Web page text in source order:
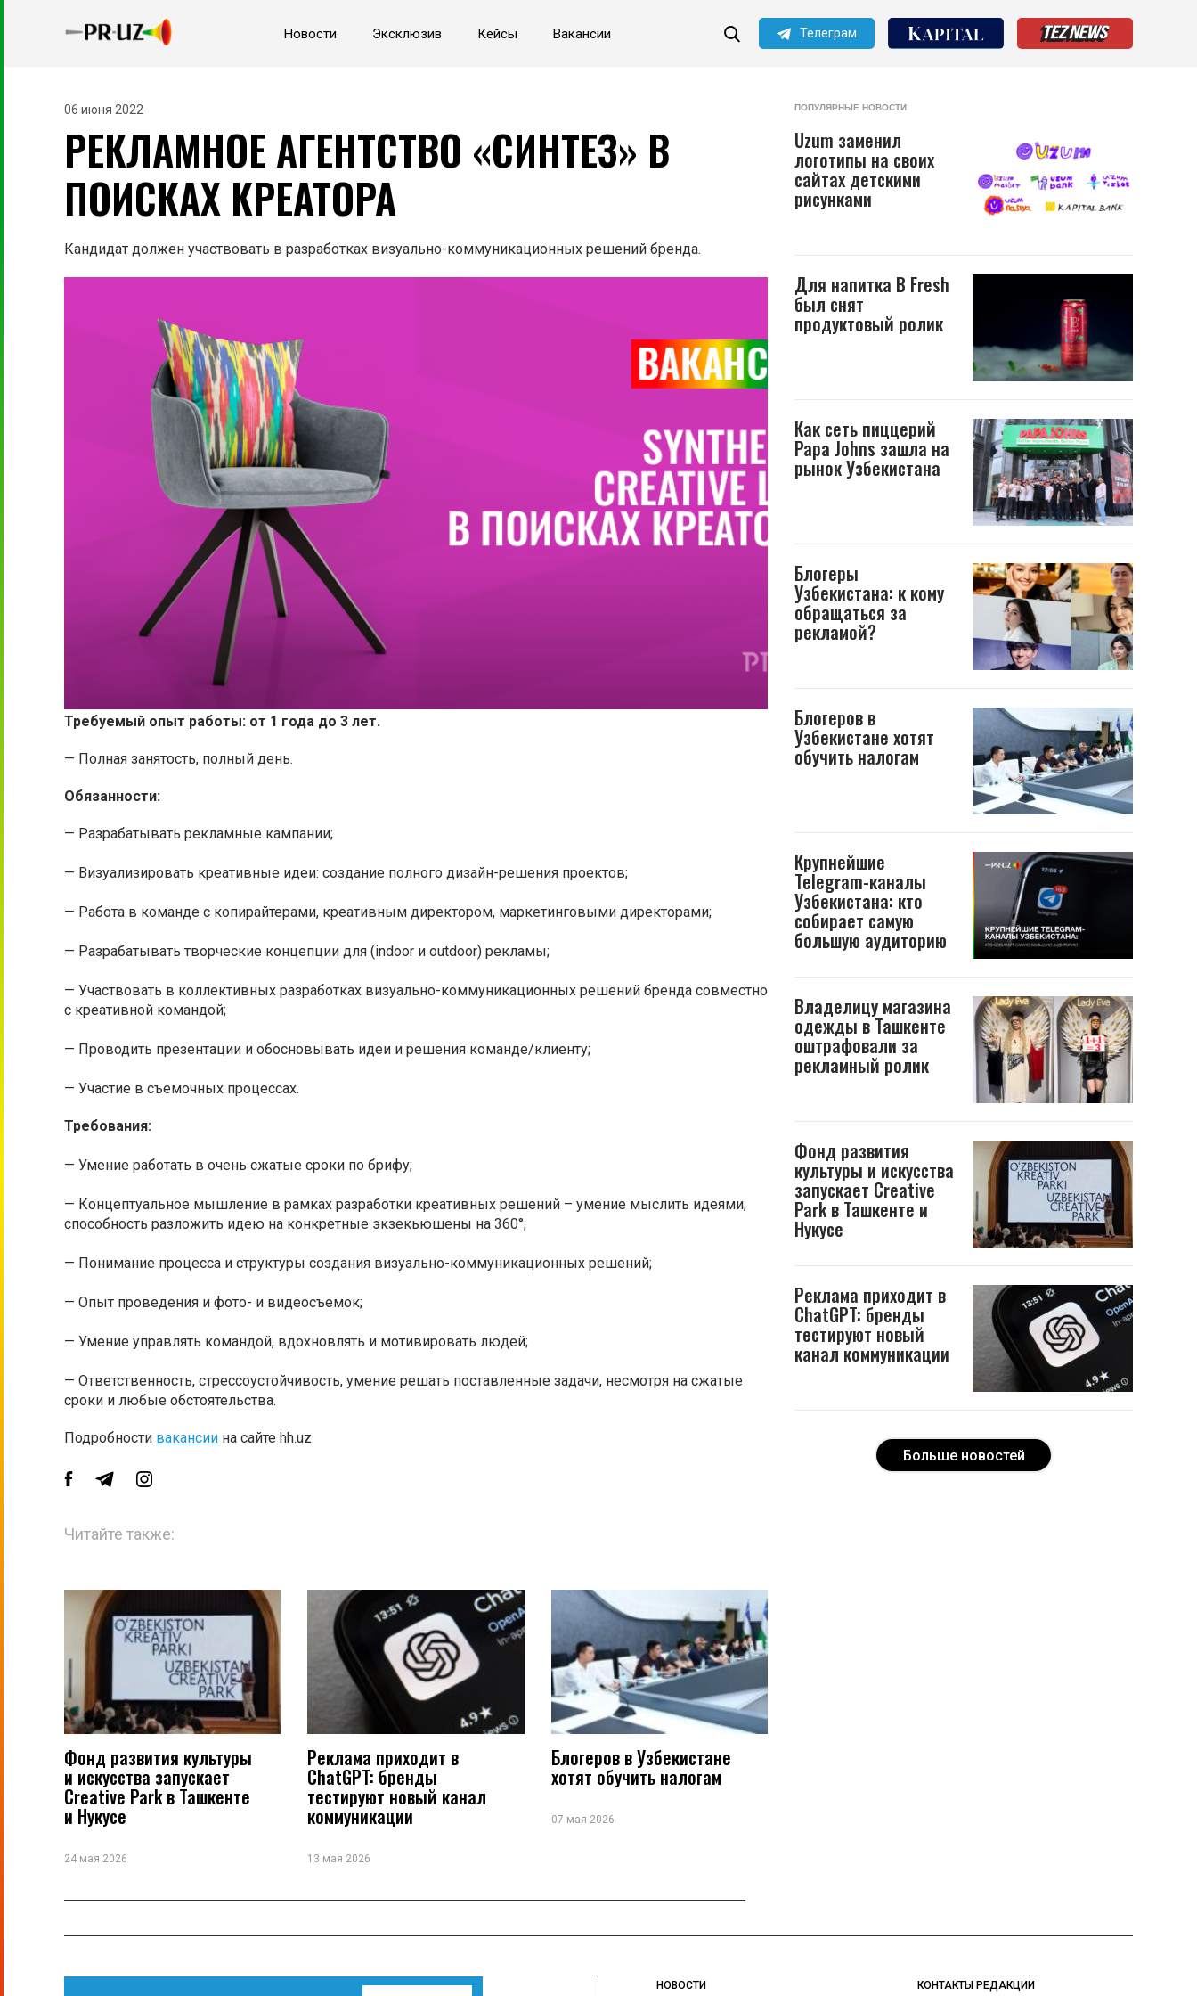
Новости Эксклюзив Кейсы Вакансии Телеграм
Читайте главные новости
06 июня 2022
РЕКЛАМНОЕ АГЕНТСТВО «СИНТЕЗ» В
ПОИСКАХ КРЕАТОРА
Кандидат должен участвовать в разработках визуально-коммуникационных решений бренда.
Требуемый опыт работы: от 1 года до 3 лет.
— Полная занятость, полный день.
Обязанности:
— Разрабатывать рекламные кампании;
— Визуализировать креативные идеи: создание полного дизайн-решения проектов;
— Работа в команде с копирайтерами, креативным директором, маркетинговыми директорами;
— Разрабатывать творческие концепции для (indoor и outdoor) рекламы;
— Участвовать в коллективных разработках визуально-коммуникационных решений бренда совместно
с креативной командой;
— Проводить презентации и обосновывать идеи и решения команде/клиенту;
— Участие в съемочных процессах.
Требования:
— Умение работать в очень сжатые сроки по брифу;
— Концептуальное мышление в рамках разработки креативных решений – умение мыслить идеями,
способность разложить идею на конкретные экзекьюшены на 360°;
— Понимание процесса и структуры создания визуально-коммуникационных решений;
— Опыт проведения и фото- и видеосъемок;
— Умение управлять командой, вдохновлять и мотивировать людей;
— Ответственность, стрессоустойчивость, умение решать поставленные задачи, несмотря на сжатые
сроки и любые обстоятельства.
Подробности вакансии на сайте hh.uz
Читайте также:
Фонд развития культуры
и искусства запускает
Creative Park в Ташкенте
и Нукусе
24 мая 2026
Реклама приходит в
ChatGPT: бренды
тестируют новый канал
коммуникации
13 мая 2026
Блогеров в Узбекистане
хотят обучить налогам
07 мая 2026
ПОПУЛЯРНЫЕ НОВОСТИ
Uzum заменил
логотипы на своих
сайтах детскими
рисунками
Для напитка B Fresh
был снят
продуктовый ролик
Как сеть пиццерий
Papa Johns зашла на
рынок Узбекистана
Блогеры
Узбекистана: к кому
обращаться за
рекламой?
Блогеров в
Узбекистане хотят
обучить налогам
Крупнейшие
Telegram-каналы
Узбекистана: кто
собирает самую
большую аудиторию
Владелицу магазина
одежды в Ташкенте
оштрафовали за
рекламный ролик
Фонд развития
культуры и искусства
запускает Creative
Park в Ташкенте и
Нукусе
Реклама приходит в
ChatGPT: бренды
тестируют новый
канал коммуникации
Больше новостей
НОВОСТИ КОНТАКТЫ РЕДАКЦИИ